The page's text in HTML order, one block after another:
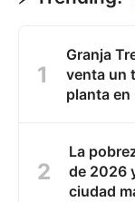
Granja
venta un
planta
La
de 2026
ciudad